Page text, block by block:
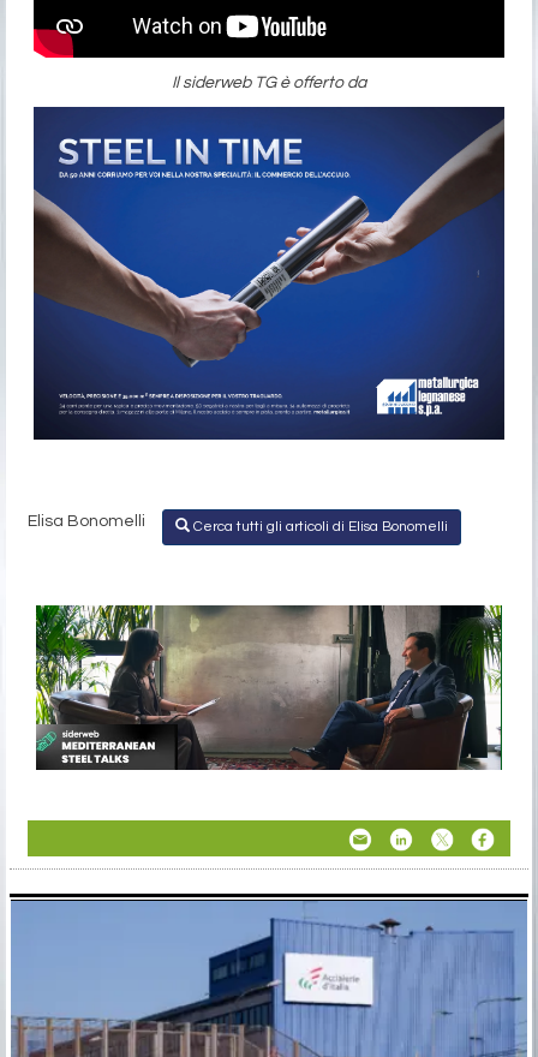
Il siderweb TG è offerto da
Elisa Bonomelli Cerca tutti gli articoli di Elisa Bonomelli